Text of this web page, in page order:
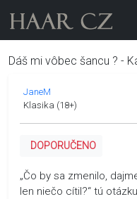
Dáš mi vôbec šancu ? -
JaneM
Klasika (18+)
DOPORUČENO
„Čo by sa zmenilo,
len niečo cítil?“ tú